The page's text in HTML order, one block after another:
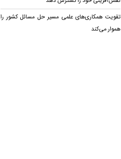
تقویت همکاری‌های علمی مسیر حل مسائل کشور را
هموار می‌کند